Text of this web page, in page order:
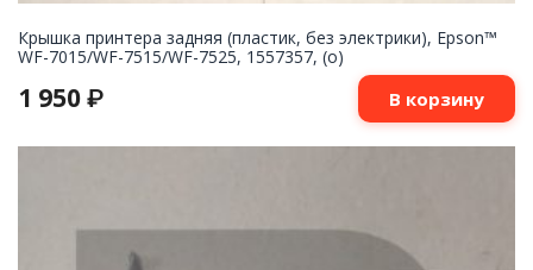
Крышка принтера задняя (пластик, без электрики), Epson™
WF-7015/WF-7515/WF-7525, 1557357, (o)
1 950 ₽ В корзину